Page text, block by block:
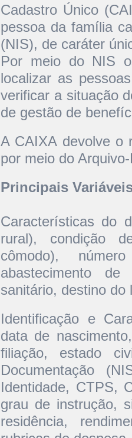
Cadastro Único
pessoa da família
(NIS), de caráter
Por meio do NIS
localizar as
verificar a situação
de gestão de
A CAIXA devolve o
por meio do
Principais
Características do
rural), condição
cômodo),
abastecimento
sanitário, destino do
Identificação e
data de
filiação, estado
Documentação
Identidade, CTPS,
grau de instrução,
residência,